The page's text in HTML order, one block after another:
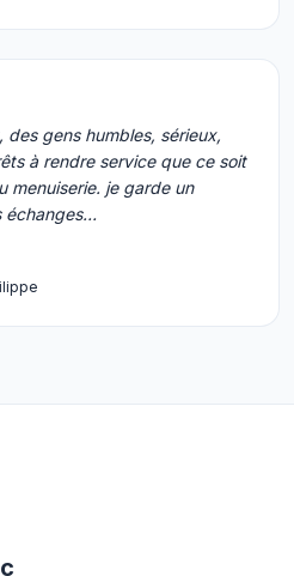
des gens humbles, sérieux,
à rendre service que ce soit
menuiserie. je garde un
échanges…